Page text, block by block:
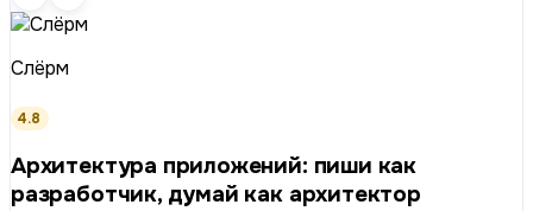
Слёрм
4.8
Архитектура приложений: пиши как
разработчик, думай как архитектор